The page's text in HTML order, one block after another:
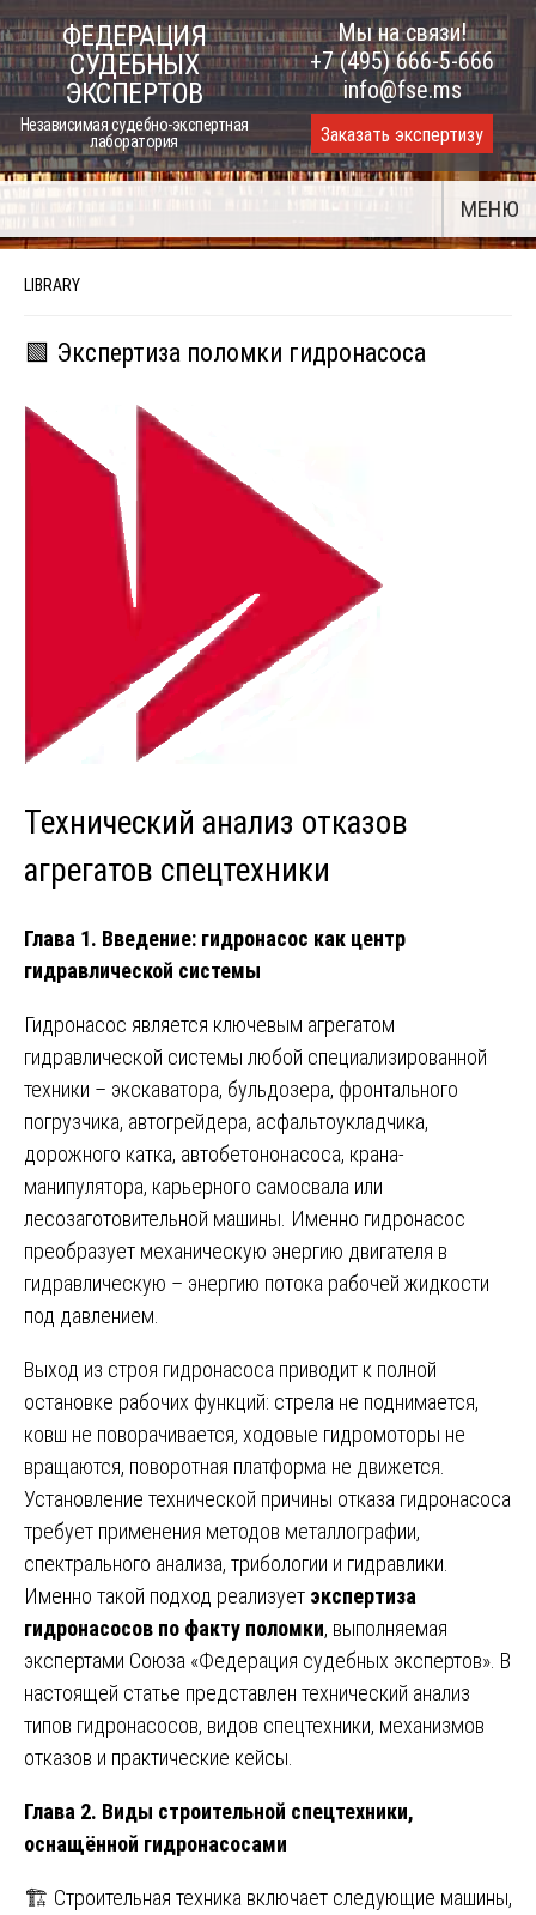
Skip
to
content
ФЕДЕРАЦИЯ
СУДЕБНЫХ
ЭКСПЕРТОВ
Независимая судебно-экспертная
лаборатория
Мы на связи!
+7 (495) 666-5-666
info@fse.ms
Заказать экспертизу
МЕНЮ
LIBRARY
🟩 Экспертиза поломки гидронасоса
Технический анализ отказов
агрегатов спецтехники
Глава 1. Введение: гидронасос как центр
гидравлической системы
Гидронасос является ключевым агрегатом
гидравлической системы любой специализированной
техники – экскаватора, бульдозера, фронтального
погрузчика, автогрейдера, асфальтоукладчика,
дорожного катка, автобетононасоса, крана-
манипулятора, карьерного самосвала или
лесозаготовительной машины. Именно гидронасос
преобразует механическую энергию двигателя в
гидравлическую – энергию потока рабочей жидкости
под давлением.
Выход из строя гидронасоса приводит к полной
остановке рабочих функций: стрела не поднимается,
ковш не поворачивается, ходовые гидромоторы не
вращаются, поворотная платформа не движется.
Установление технической причины отказа гидронасоса
требует применения методов металлографии,
спектрального анализа, трибологии и гидравлики.
Именно такой подход реализует экспертиза
гидронасосов по факту поломки, выполняемая
экспертами Союза «Федерация судебных экспертов». В
настоящей статье представлен технический анализ
типов гидронасосов, видов спецтехники, механизмов
отказов и практические кейсы.
Глава 2. Виды строительной спецтехники,
оснащённой гидронасосами
🏗️ Строительная техника включает следующие машины,